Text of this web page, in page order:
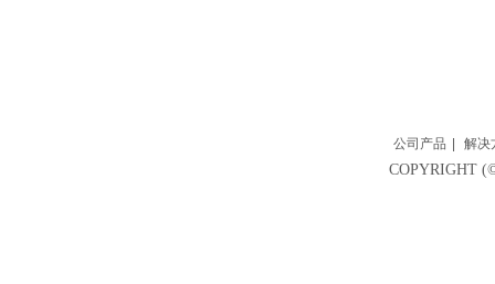
公司产品 解决
COPYRIGHT